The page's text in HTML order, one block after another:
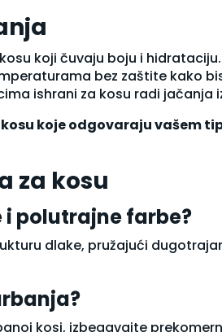
koji čuvaju boju i hidrataciju.
bez zaštite kako
ishrani za kosu radi jačanja
koje odgovaraju vašem
za kosu
i polutrajne farbe?
dlake, pružajući
kosi, izbegavajte